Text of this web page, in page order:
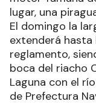
lugar, una
El domingo la
extenderá hasta
reglamento,
boca del riacho
Laguna con el
de Prefectura